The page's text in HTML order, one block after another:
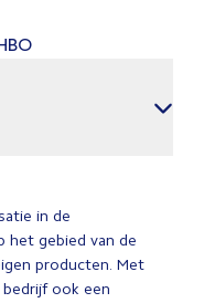
in de
het gebied van de
producten. Met
ook een